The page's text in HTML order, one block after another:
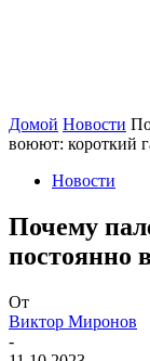
Домой Новости
воюют: короткий
Новости
Почему
постоянно
От
Виктор Миронов
-